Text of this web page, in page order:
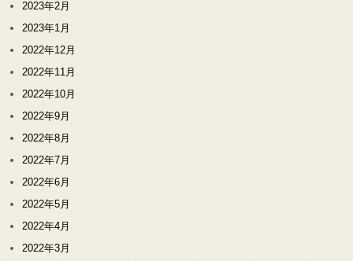
2023年2月
2023年1月
2022年12月
2022年11月
2022年10月
2022年9月
2022年8月
2022年7月
2022年6月
2022年5月
2022年4月
2022年3月